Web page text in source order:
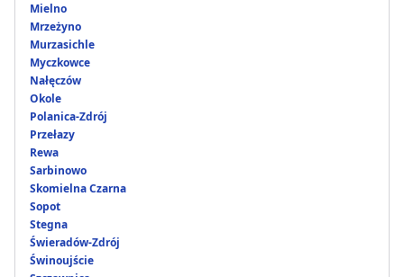
Mielno
Mrzeżyno
Murzasichle
Myczkowce
Nałęczów
Okole
Polanica-Zdrój
Przełazy
Rewa
Sarbinowo
Skomielna Czarna
Sopot
Stegna
Świeradów-Zdrój
Świnoujście